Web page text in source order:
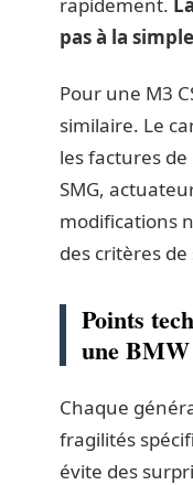
pas à la
Pour une M3
similaire. Le
les factures
SMG,
modifications
des critères
Points
une
Chaque
fragilités
évite des